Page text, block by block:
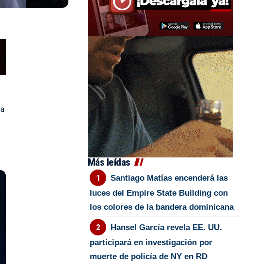
Más leídas
Santiago Matías encenderá las
luces del Empire State Building con
los colores de la bandera dominicana
Hansel García revela EE. UU.
participará en investigación por
muerte de policía de NY en RD